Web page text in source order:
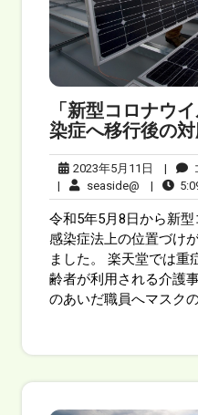
「新型コロナウ
染症へ移行後の
2023年5月11日 |
|
seaside@ |
令和5年5月8日から新型
感染症法上の位置づけ
ました。 楽天堂では重
齢者が利用される介護
のあいだ職員へマスク